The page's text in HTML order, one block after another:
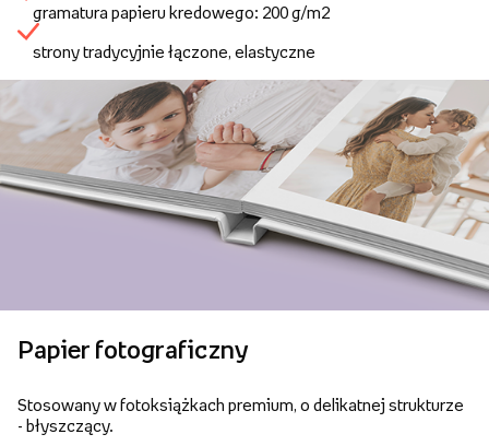
gramatura papieru kredowego: 200 g/m2
strony tradycyjnie łączone, elastyczne
Papier fotograficzny
Stosowany w fotoksiążkach premium, o delikatnej strukturze
- błyszczący.